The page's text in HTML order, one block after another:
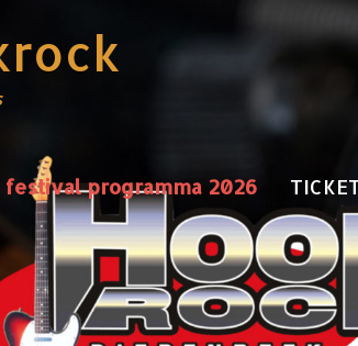
festival programma 2026